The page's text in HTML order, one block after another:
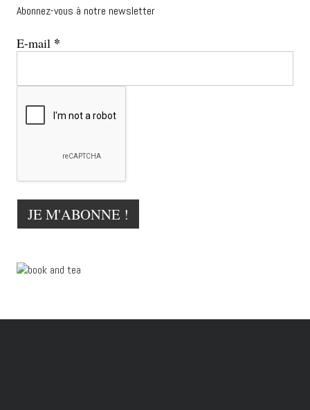
Abonnez-vous à notre newsletter
E-mail *